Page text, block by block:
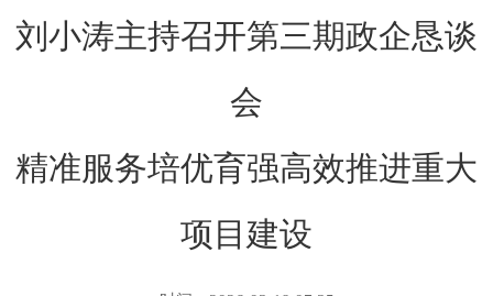
刘小涛主持召开第三期政企恳谈
会
精准服务培优育强高效推进重大
项目建设